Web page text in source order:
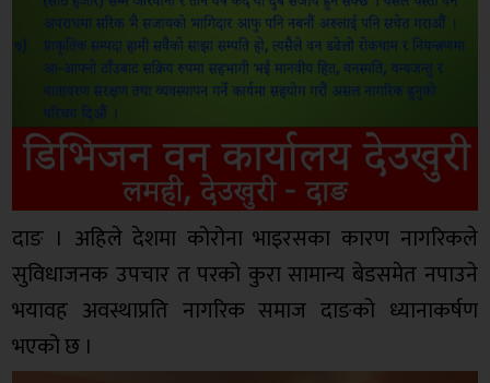
दाङ । अहिले देशमा कोरोना भाइरसका कारण नागरिकले
सुविधाजनक उपचार त परको कुरा सामान्य बेडसमेत नपाउने
भयावह अवस्थाप्रति नागरिक समाज दाङको ध्यानाकर्षण
भएको छ ।